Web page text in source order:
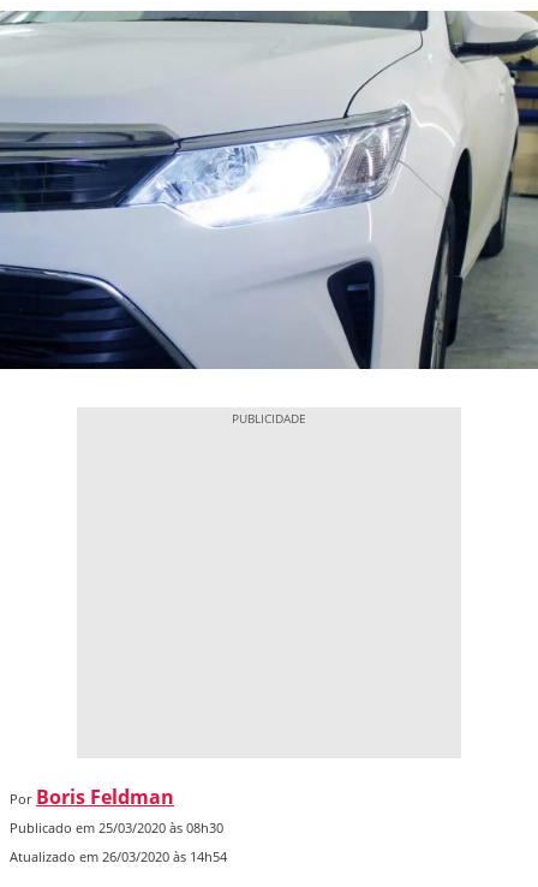
Por Boris Feldman
Publicado em 25/03/2020 às 08h30
Atualizado em 26/03/2020 às 14h54